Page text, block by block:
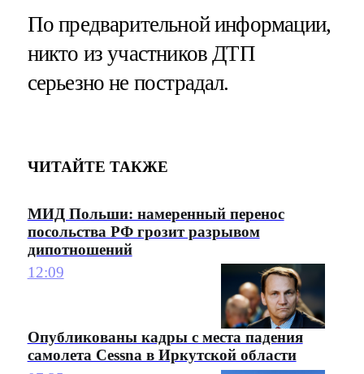
По предварительной информации,
никто из участников ДТП
серьезно не пострадал.
ЧИТАЙТЕ ТАКЖЕ
МИД Польши: намеренный перенос
посольства РФ грозит разрывом
дипотношений
12:09
Опубликованы кадры с места падения
самолета Cessna в Иркутской области